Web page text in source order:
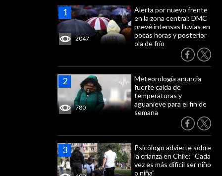
2047
Alerta por nuevo frente
en la zona central: DMC
prevé intensas lluvias en
pocas horas y posterior
ola de frío
780
Meteorología anuncia
fuerte caída de
temperaturas y
aguanieve para el fin de
semana
Psicólogo advierte sobre
la crianza en Chile: "Cada
vez es más difícil ser niño
o niña"